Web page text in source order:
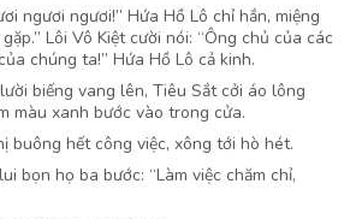
ngươi ngươi!” Hứa Hồ Lô chỉ hắn, miệng
Lôi Vô Kiệt cười nói: “Ông chủ của các
chúng ta!” Hứa Hồ Lô cả kinh.
biếng vang lên, Tiêu Sắt cởi áo lông
màu xanh bước vào trong cửa.
buông hết công việc, xông tới hò hét.
bọn họ ba bước: “Làm việc chăm chỉ,